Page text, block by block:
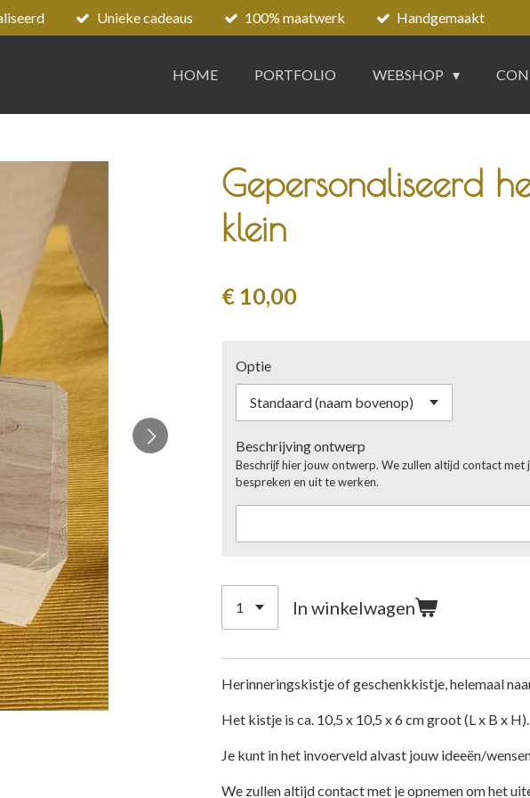
Unieke cadeaus 100% maatwerk Handgemaakt
HOME PORTFOLIO WEBSHOP
Gepersonaliseerd
klein
€ 10,00
Optie
Beschrijving ontwerp
Beschrijf hier jouw ontwerp. We zullen altijd contact
bespreken en uit te werken.
In winkelwagen
Herinneringskistje of geschenkkistje, helemaal
Het kistje is ca. 10,5 x 10,5 x 6 cm groot (L x B x H).
Je kunt in het invoerveld alvast jouw ideeën/
We zullen altijd contact met je opnemen om het